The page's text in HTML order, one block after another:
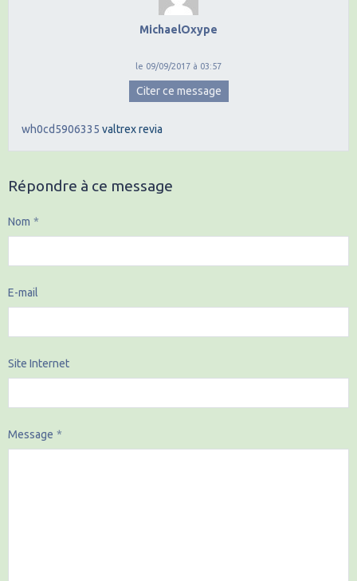
MichaelOxype
le 09/09/2017 à 03:57
Citer ce message
wh0cd5906335 valtrexrevia
Répondre à ce message
Nom
E-mail
Site Internet
Message